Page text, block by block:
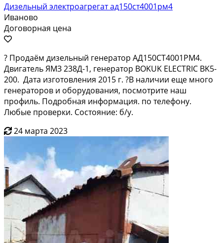
Дизельный электроагрегат ад150ст4001рм4
Иваново
Договорная цена
? Продаём дизельный генератор АД150СТ4001РМ4.
Двигатель ЯМЗ 238Д-1, генератор BOKUK ELECTRIC BK5-
200. Дата изготовления 2015 г. ?В наличии еще много
генераторов и оборудования, посмотрите наш
профиль. Подробная информация. по телефону.
Любые проверки. Состояние: б/у.
24 марта 2023